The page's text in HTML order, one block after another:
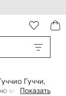
Гуччи,
менялся.
Показать